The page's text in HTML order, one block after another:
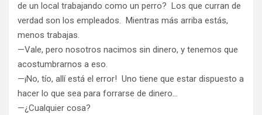
de un local trabajando como un perro? Los que curran de
verdad son los empleados. Mientras más arriba estás,
menos trabajas.
—Vale, pero nosotros nacimos sin dinero, y tenemos que
acostumbrarnos a eso.
—¡No, tío, allí está el error! Uno tiene que estar dispuesto a
hacer lo que sea para forrarse de dinero…
—¿Cualquier cosa?